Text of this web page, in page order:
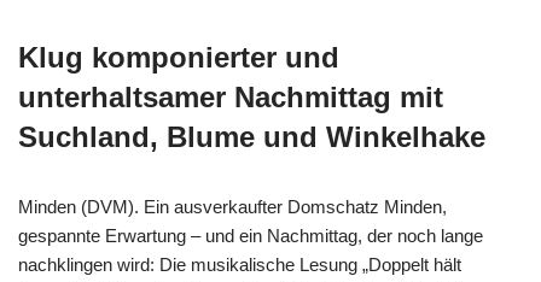
Klug komponierter und
unterhaltsamer Nachmittag mit
Suchland, Blume und Winkelhake
Minden (DVM). Ein ausverkaufter Domschatz Minden,
gespannte Erwartung – und ein Nachmittag, der noch lange
nachklingen wird: Die musikalische Lesung „Doppelt hält